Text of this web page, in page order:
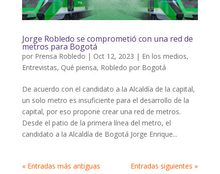
Jorge Robledo se comprometió con una red de
metros para Bogotá
por Prensa Robledo | Oct 12, 2023 | En los medios,
Entrevistas, Qué piensa, Robledo por Bogotá
De acuerdo con el candidato a la Alcaldía de la capital,
un solo metro es insuficiente para el desarrollo de la
capital, por eso propone crear una red de metros.
Desde el patio de la primera línea del metro, el
candidato a la Alcaldía de Bogotá Jorge Enrique...
« Entradas más antiguas Entradas siguientes »